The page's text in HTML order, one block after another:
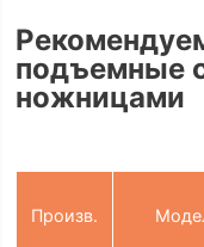
подъемные
ножницами
Произв.